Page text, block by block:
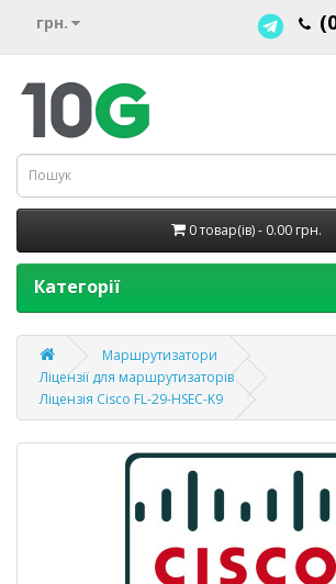
грн.
0 товар(ів) - 0.00 грн.
Категорії
Маршрутизатори
Ліцензії для маршрутизаторів
Ліцензія Cisco FL-29-HSEC-K9